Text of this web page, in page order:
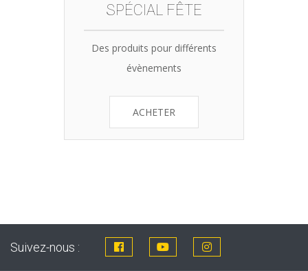
SPÉCIAL FÊTE
Des produits pour différents
évènements
ACHETER
Suivez-nous :